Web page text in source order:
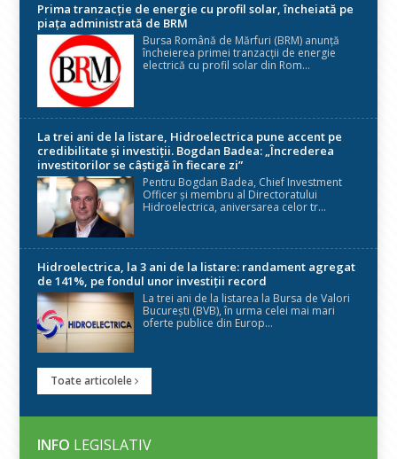
Prima tranzacție de energie cu profil solar, încheiată pe
piața administrată de BRM
Bursa Română de Mărfuri (BRM) anunță
încheierea primei tranzacții de energie
electrică cu profil solar din Rom...
La trei ani de la listare, Hidroelectrica pune accent pe
credibilitate și investiții. Bogdan Badea: „Încrederea
investitorilor se câștigă în fiecare zi”
Pentru Bogdan Badea, Chief Investment
Officer și membru al Directoratului
Hidroelectrica, aniversarea celor tr...
Hidroelectrica, la 3 ani de la listare: randament agregat
de 141%, pe fondul unor investiții record
La trei ani de la listarea la Bursa de Valori
București (BVB), în urma celei mai mari
oferte publice din Europ...
Toate articolele
INFO LEGISLATIV